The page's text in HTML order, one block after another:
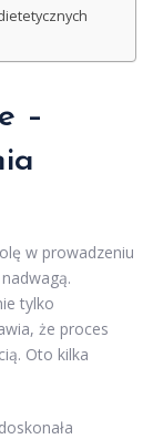
–
w prowadzeniu
tylko
że proces
Oto kilka